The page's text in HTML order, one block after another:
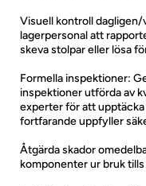
Visuell kontroll
lagerpersonal att
skeva stolpar eller lösa
Formella inspektioner:
inspektioner utförda av
experter för att
fortfarande uppfyller
Åtgärda skador
komponenter ur bruk